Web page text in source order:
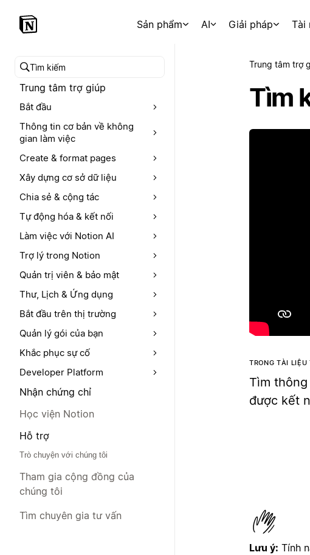
Sản phẩm AI Giải pháp Tài
Tìm kiếm trong trung tâm trợ giúp
Trung tâm trợ giúp
Bắt đầu
Thông tin cơ bản về không
gian làm việc
Create & format pages
Xây dựng cơ sở dữ liệu
Chia sẻ & cộng tác
Tự động hóa & kết nối
Làm việc với Notion AI
Trợ lý trong Notion
Quản trị viên & bảo mật
Thư, Lịch & Ứng dụng
Bắt đầu trên thị trường
Quản lý gói của bạn
Khắc phục sự cố
Developer Platform
Nhận chứng chỉ
Học viện Notion
Hỗ trợ
Trò chuyện với chúng tôi
Tham gia cộng đồng của
chúng tôi
Tìm chuyên gia tư vấn
Trung tâm trợ
Tìm
TRONG TÀI LIỆU
Tìm
được kết
Lưu ý: Tính